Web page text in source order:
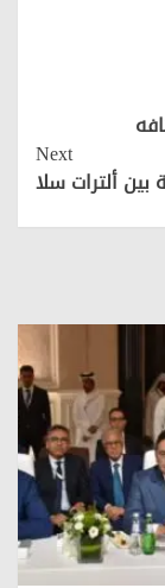
Next
ألترات سلا